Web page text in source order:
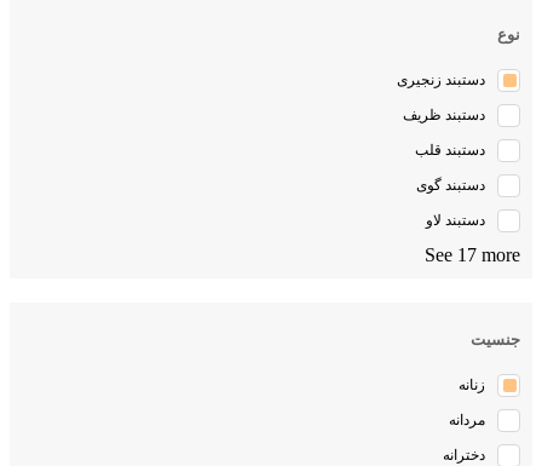
نوع
دستبند زنجیری
دستبند ظریف
دستبند قلب
دستبند گوی
دستبند لاو
See 17 more
جنسیت
زنانه
مردانه
دخترانه